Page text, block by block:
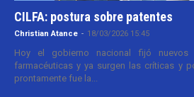
CILFA: postura sobre patentes
Christian Atance - 18/03/2026 15:45
Hoy el gobierno nacional fijó nuevos
farmacéuticas y ya surgen las críticas y
prontamente fue la...